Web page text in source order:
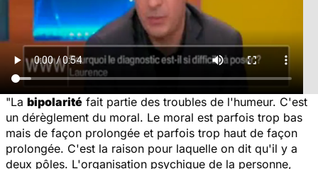
"La bipolarité fait partie des troubles de l'humeur. C'est
un dérèglement du moral. Le moral est parfois trop bas
mais de façon prolongée et parfois trop haut de façon
prolongée. C'est la raison pour laquelle on dit qu'il y a
deux pôles. L'organisation psychique de la personne,